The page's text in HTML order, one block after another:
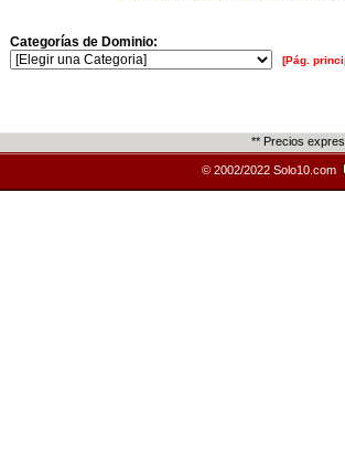
Categorías de Dominio:
[Pág.
** Precios
© 2002/2022 Solo10.com